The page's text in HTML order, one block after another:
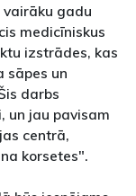
gadu
medicīniskus
izstrādes, kas
sāpes un
darbs
un jau pavisam
centrā,
korsetes".